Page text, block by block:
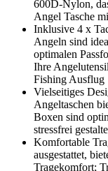
600D-Nylon,
Angel Tasche
Inklusive 4 x
Angeln sind
optimalen
Ihre
Fishing Ausflug
Vielseitiges
Angeltaschen
Boxen sind
stressfrei
Komfortable
ausgestattet,
Tragekomfort;